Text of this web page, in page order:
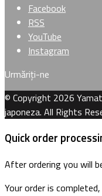
Facebook
RSS
YouTube
Instagram
Urmăriți-ne
© Copyright 2026
japoneza. All Rights
Quick order
After ordering you will
Your order is